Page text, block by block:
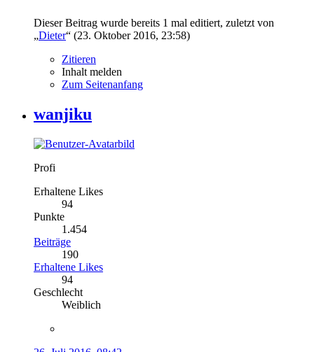
Dieser Beitrag wurde bereits 1 mal editiert, zuletzt von
„Dieter“ (23. Oktober 2016, 23:58)
Zitieren
Inhalt melden
Zum Seitenanfang
wanjiku
Profi
Erhaltene Likes
94
Punkte
1.454
Beiträge
190
Erhaltene Likes
94
Geschlecht
Weiblich